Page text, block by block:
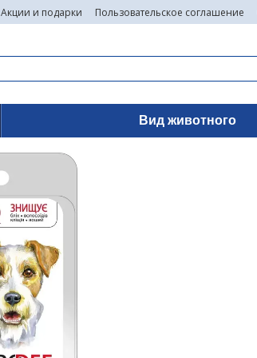
Акции и подарки Пользовательское соглашение
Вид животного